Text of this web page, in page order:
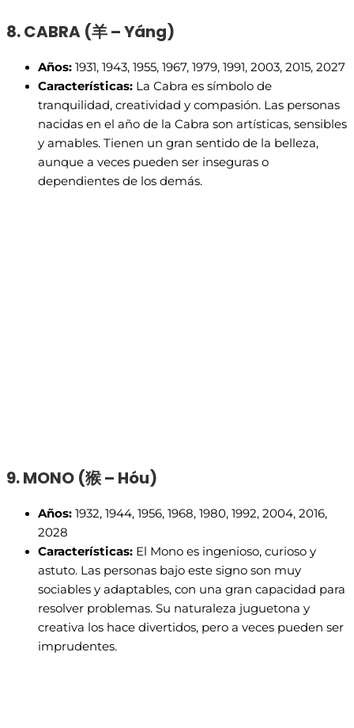
8. CABRA (羊 – Yáng)
Años: 1931, 1943, 1955, 1967, 1979, 1991, 2003, 2015, 2027
Características: La Cabra es símbolo de
tranquilidad, creatividad y compasión. Las personas
nacidas en el año de la Cabra son artísticas, sensibles
y amables. Tienen un gran sentido de la belleza,
aunque a veces pueden ser inseguras o
dependientes de los demás.
9. MONO (猴 – Hóu)
Años: 1932, 1944, 1956, 1968, 1980, 1992, 2004, 2016,
2028
Características: El Mono es ingenioso, curioso y
astuto. Las personas bajo este signo son muy
sociables y adaptables, con una gran capacidad para
resolver problemas. Su naturaleza juguetona y
creativa los hace divertidos, pero a veces pueden ser
imprudentes.